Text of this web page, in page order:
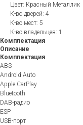
Цвет: Красный Металлик
К-во дверей: 4
К-во мест: 5
К-во владельцев: 1
Комплектация
Описание
Комплектация
ABS
Android Auto
Apple CarPlay
Bluetooth
DAB-радио
ESP
USB-порт